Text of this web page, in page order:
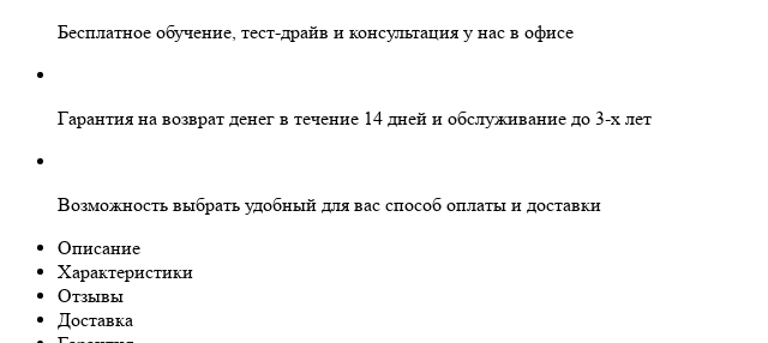
Бесплатное обучение, тест-драйв и консультация у нас в офисе
Гарантия на возврат денег в течение 14 дней и обслуживание до 3-х лет
Возможность выбрать удобный для вас способ оплаты и доставки
Описание
Характеристики
Отзывы
Доставка